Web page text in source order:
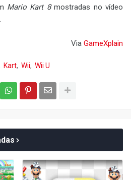
Mario Kart 8mostradas no vídeo
Via GameXplain
Kart Wii Wii U